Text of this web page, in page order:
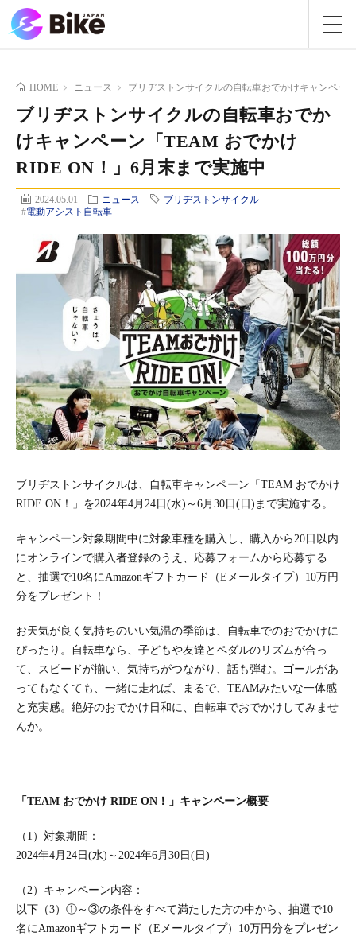
HOME ニュース ブリヂストンサイクルの自転車おでかけキャンペー
ブリヂストンサイクルの自転車おでか
けキャンペーン「TEAM おでかけ
RIDE ON！」6月末まで実施中
2024.05.01 ニュース ブリヂストンサイクル
#電動アシスト自転車
ブリヂストンサイクルは、自転車キャンペーン「TEAM おでかけ
RIDE ON！」を2024年4月24日(水)～6月30日(日)まで実施する。
キャンペーン対象期間中に対象車種を購入し、購入から20日以内
にオンラインで購入者登録のうえ、応募フォームから応募する
と、抽選で10名にAmazonギフトカード（Eメールタイプ）10万円
分をプレゼント！
お天気が良く気持ちのいい気温の季節は、自転車でのおでかけに
ぴったり。自転車なら、子どもや友達とペダルのリズムが合っ
て、スピードが揃い、気持ちがつながり、話も弾む。ゴールがあ
ってもなくても、一緒に走れば、まるで、TEAMみたいな一体感
と充実感。絶好のおでかけ日和に、自転車でおでかけしてみませ
んか。
「TEAM おでかけ RIDE ON！」キャンペーン概要
（1）対象期間：
2024年4月24日(水)～2024年6月30日(日)
（2）キャンペーン内容：
以下（3）①～③の条件をすべて満たした方の中から、抽選で10
名にAmazonギフトカード（Eメールタイプ）10万円分をプレゼン